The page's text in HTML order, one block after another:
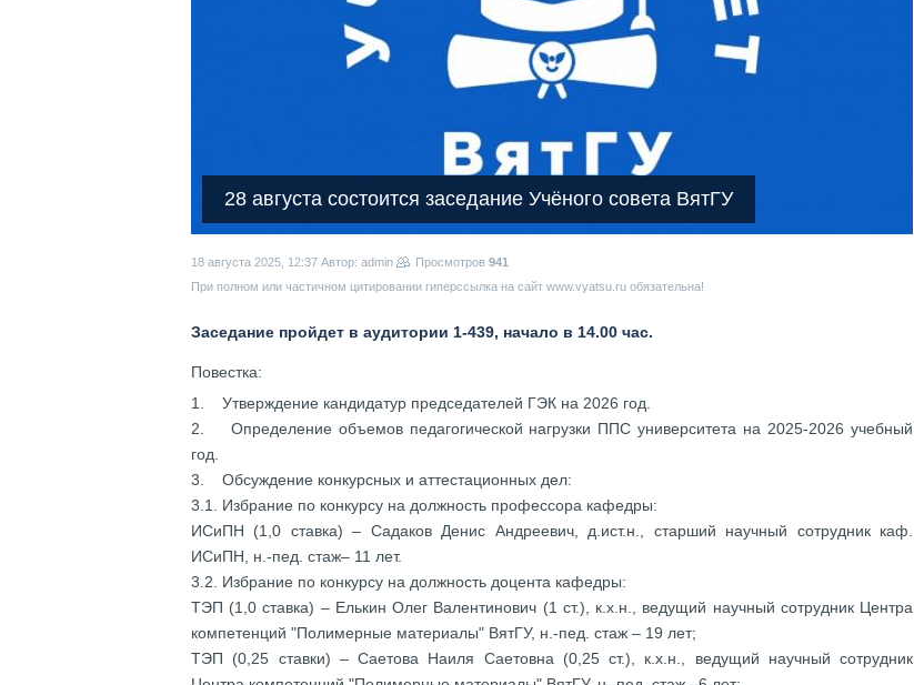
28 августа состоится заседание Учёного совета ВятГУ
18 августа 2025, 12:37 Автор: admin Просмотров 941
При полном или частичном цитировании гиперссылка на сайт www.vyatsu.ru обязательна!
Заседание пройдет в аудитории 1-439, начало в 14.00 час.
Повестка:
1. Утверждение кандидатур председателей ГЭК на 2026 год.
2. Определение объемов педагогической нагрузки ППС университета на 2025-2026 учебный
год.
3. Обсуждение конкурсных и аттестационных дел:
3.1. Избрание по конкурсу на должность профессора кафедры:
ИСиПН (1,0 ставка) – Садаков Денис Андреевич, д.ист.н., старший научный сотрудник каф.
ИСиПН, н.-пед. стаж– 11 лет.
3.2. Избрание по конкурсу на должность доцента кафедры:
ТЭП (1,0 ставка) – Елькин Олег Валентинович (1 ст.), к.х.н., ведущий научный сотрудник Центра
компетенций "Полимерные материалы" ВятГУ, н.-пед. стаж – 19 лет;
ТЭП (0,25 ставки) – Саетова Наиля Саетовна (0,25 ст.), к.х.н., ведущий научный сотрудник